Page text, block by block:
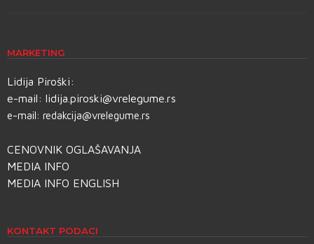
MARKETING
Lidija Piroški:
e-mail: lidija.piroski@vrelegume.rs
e-mail: redakcija@vrelegume.rs
CENOVNIK OGLAŠAVANJA
MEDIA INFO
MEDIA INFO ENGLISH
KONTAKT PODACI